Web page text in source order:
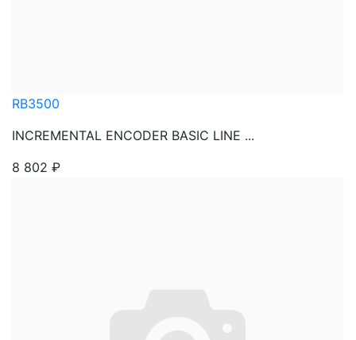
RB3500
INCREMENTAL ENCODER BASIC LINE ...
8 802 ₽